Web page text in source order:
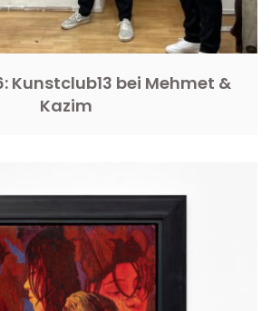
Kunstclub13 bei Mehmet &
Kazim